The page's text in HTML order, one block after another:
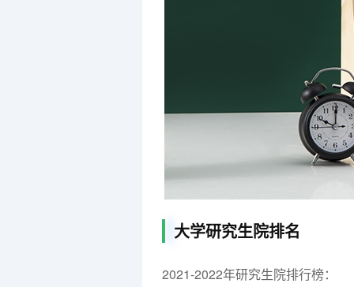
大学研究生院排名
2021-2022年研究生院排行榜：